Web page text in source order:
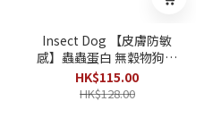
Insect Dog 【皮膚防敏
感】蟲蟲蛋白 無穀物狗糧
900g
HK$115.00
HK$128.00